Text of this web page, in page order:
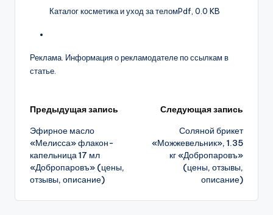
Каталог косметика и уход за теломPdf, 0.0 KB
Реклама. Информация о рекламодателе по ссылкам в
статье.
Навигация
записи
Предыдущая запись
Эфирное масло
«Мелисса» флакон-
капельница 17 мл
«Добропаровъ» (цены,
отзывы, описание)
Следующая запись
Соляной брикет
«Можжевельник», 1.35
кг «Добропаровъ»
(цены, отзывы,
описание)